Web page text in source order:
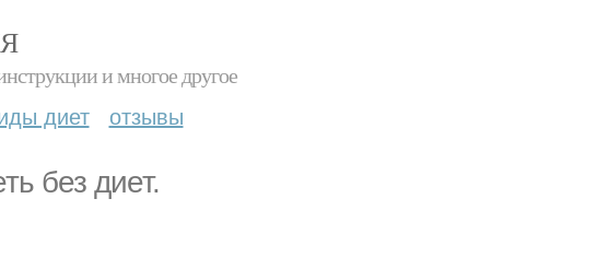
и многое другое
диет отзывы
без диет.